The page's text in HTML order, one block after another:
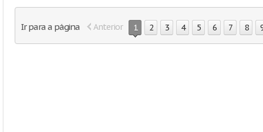
Ir para a página Anterior 1 2 3 4 5 6 7 8